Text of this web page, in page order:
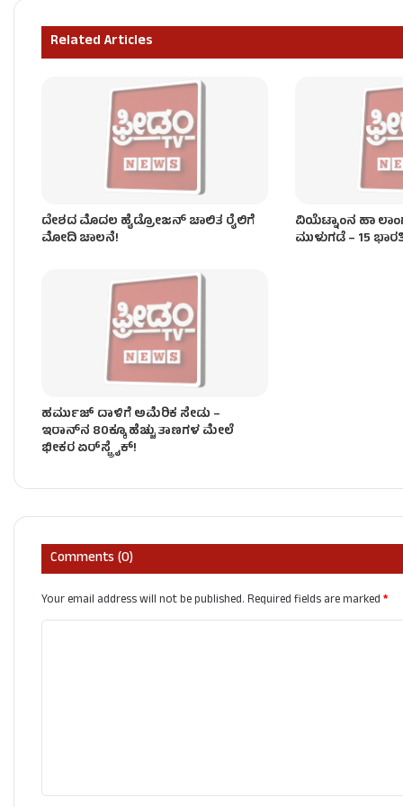
ದೇಶದ ಮೊದಲ ಖಾಸಗಿ ರಾಕೆಟ್ ‘ವಿಕ್ರಮ್-1’ ಉಡಾವಣೆ!
Related Articles
ದೇಶದ ಮೊದಲ ಹೈಡ್ರೋಜನ್‌ ಚಾಲಿತ ರೈಲಿಗೆ
ಮೋದಿ ಚಾಲನೆ!
ವಿಯೆಟ್ನಾಂನ ಹಾ
ಮುಳುಗಡೆ – 15
ಹರ್ಮುಜ್ ದಾಳಿಗೆ ಅಮೆರಿಕ ಸೇಡು –
ಇರಾನ್‌ನ 80ಕ್ಕೂ ಹೆಚ್ಚು ತಾಣಗಳ ಮೇಲೆ
ಭೀಕರ ಏರ್‌ಸ್ಟ್ರೈಕ್‌!
Comments (0)
Your email address will not be published.Required fields are marked*
t